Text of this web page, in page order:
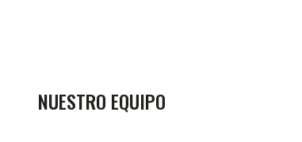
NUESTRO EQUIPO